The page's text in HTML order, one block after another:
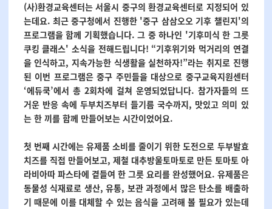
(사)환경교육센터는 서울시 중구의 환경교육센터로 지정되어 있
는데요. 최근 중구청에서 진행한 '중구 삼삼오오 기후 챌린지'의
프로그램을 함께 기획했습니다. 그 중 하나인 '기후미식 한 그릇
쿠킹 클래스' 소식을 전해드립니다! “기후위기와 먹거리의 연결
을 인식하고, 지속가능한 식생활을 실천하자!”라는 취지로 진행
된 이번 프로그램은 중구 주민들을 대상으로 중구교육지원센터
‘에듀쿡’에서 총 2회차에 걸쳐 운영되었답니다. 참가자들의 뜨
거운 반응 속에 두부치즈부터 들기름 국수까지, 맛있고 의미 있
는 한 끼를 함께 만들어보는 시간이었어요.
첫 번째 시간에는 유제품 소비를 줄이기 위한 도전으로 두부발효
치즈를 직접 만들어보고, 제철 대추방울토마토로 만든 토마토 아
라비아따 파스타에 곁들여 한 그릇 요리를 완성했어요. 유제품은
동물성 식재료로 생산, 유통, 보관 과정에서 많은 탄소를 배출하
기 때문에 이를 대체할 수 있는 음식을 고려해 볼 필요가 있는데